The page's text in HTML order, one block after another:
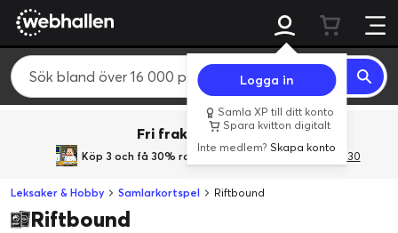
Logga in
Samla XP till ditt konto
Spara kvitton digitalt
Inte medlem?Skapa konto
Fri frakt över 800 kr.
Köp 3 och få 30% rabatt med rabattkoden 3Gives30
Leksaker & Hobby Samlarkortspel Riftbound
Riftbound